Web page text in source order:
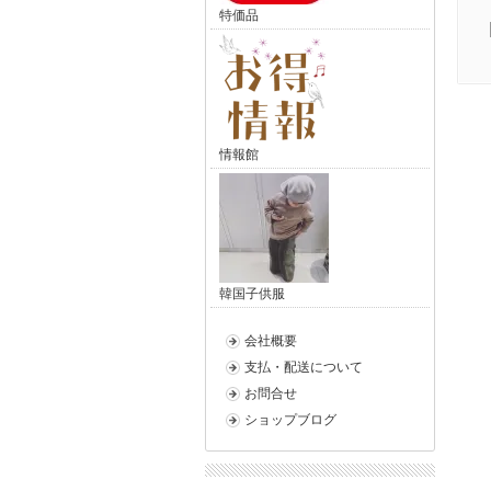
特価品
情報館
韓国子供服
会社概要
支払・配送について
お問合せ
ショップブログ